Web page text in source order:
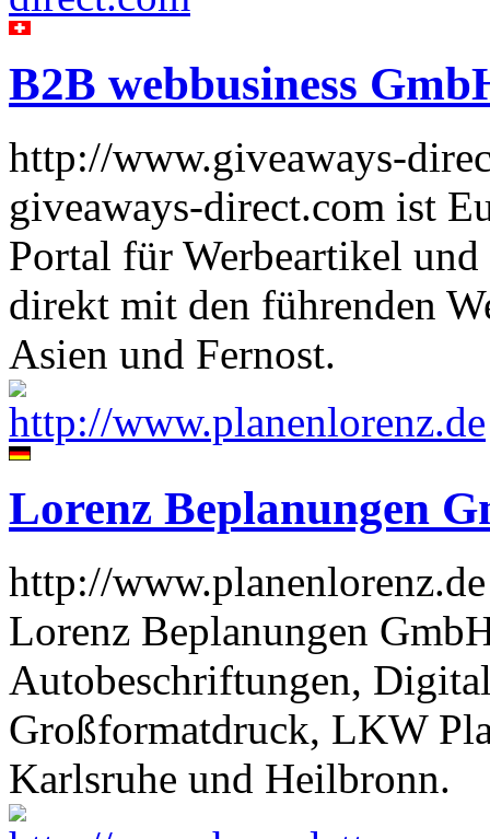
B2B webbusiness
http://www.giveaways-
giveaways-direct.com ist
Portal für Werbeartikel
direkt mit den führenden
Asien und Fernost.
Lorenz Beplanungen
http://www.planenlorenz.de
Lorenz Beplanungen
Autobeschriftungen,
Großformatdruck, LKW
Karlsruhe und Heilbronn.